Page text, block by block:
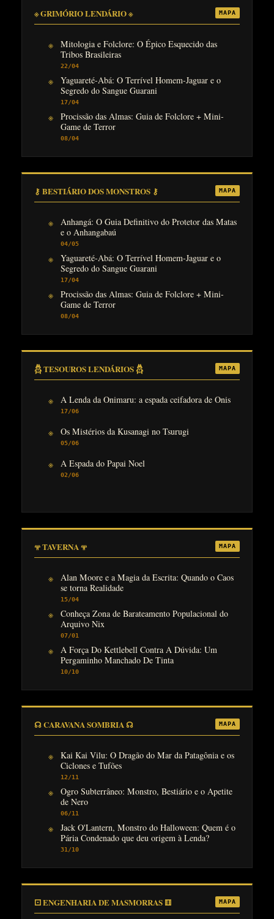
※ GRIMÓRIO LENDÁRIO ※ MAPA
Mitologia e Folclore: O Épico Esquecido das
Tribos Brasileiras
22/04
Yaguareté-Abá: O Terrível Homem-Jaguar e o
Segredo do Sangue Guarani
17/04
Procissão das Almas: Guia de Folclore + Mini-
Game de Terror
08/04
⚷ BESTIÁRIO DOS MONSTROS ⚷ MAPA
Anhangá: O Guia Definitivo do Protetor das Matas
e o Anhangabaú
04/05
Yaguareté-Abá: O Terrível Homem-Jaguar e o
Segredo do Sangue Guarani
17/04
Procissão das Almas: Guia de Folclore + Mini-
Game de Terror
08/04
𓆣 TESOUROS LENDÁRIOS 𓆣 MAPA
A Lenda da Onimaru: a espada ceifadora de Onis
17/06
Os Mistérios da Kusanagi no Tsurugi
05/06
A Espada do Papai Noel
02/06
𖥬 TAVERNA 𖥬 MAPA
Alan Moore e a Magia da Escrita: Quando o Caos
se torna Realidade
15/04
Conheça Zona de Barateamento Populacional do
Arquivo Nix
07/01
A Força Do Kettlebell Contra A Dúvida: Um
Pergaminho Manchado De Tinta
10/10
☊ CARAVANA SOMBRIA ☊ MAPA
Kai Kai Vilu: O Dragão do Mar da Patagônia e os
Ciclones e Tufões
12/11
Ogro Subterrâneo: Monstro, Bestiário e o Apetite
de Nero
06/11
Jack O'Lantern, Monstro do Halloween: Quem é o
Pária Condenado que deu origem à Lenda?
31/10
⚀ ENGENHARIA DE MASMORRAS ⚅ MAPA